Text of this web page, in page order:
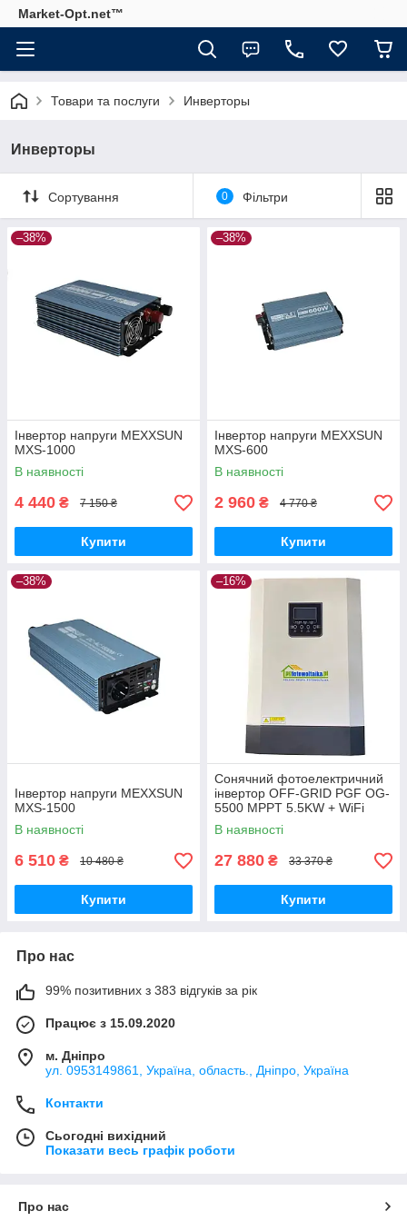
Market-Opt.net™
Товари та послуги Инверторы
Инверторы
Сортування 0 Фільтри
–38%
Інвертор напруги MEXXSUN
MXS-1000
В наявності
4 440 ₴ 7 150 ₴
Купити
–38%
Інвертор напруги MEXXSUN
MXS-600
В наявності
2 960 ₴ 4 770 ₴
Купити
–38%
Інвертор напруги MEXXSUN
MXS-1500
В наявності
6 510 ₴ 10 480 ₴
Купити
–16%
Сонячний фотоелектричний
інвертор OFF-GRID PGF OG-
5500 MPPT 5.5KW + WiFi
В наявності
27 880 ₴ 33 370 ₴
Купити
Про нас
99% позитивних з 383 відгуків за рік
Працює з 15.09.2020
м. Дніпро
ул. 0953149861, Україна, область., Дніпро, Україна
Контакти
Сьогодні вихідний
Показати весь графік роботи
Про нас